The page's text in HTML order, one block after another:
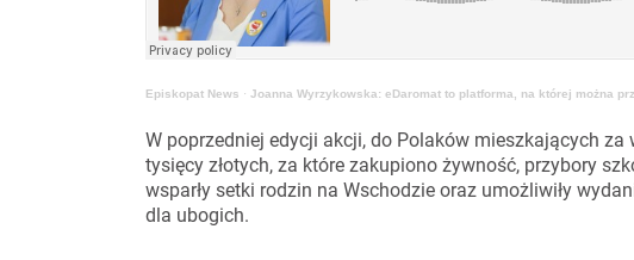
Episkopat News · Joanna Wyrzykowska: eDaromat to platforma, na której można
W poprzedniej edycji akcji, do Polaków mieszkających
tysięcy złotych, za które zakupiono żywność, przybory
wsparły setki rodzin na Wschodzie oraz umożliwiły
dla ubogich.